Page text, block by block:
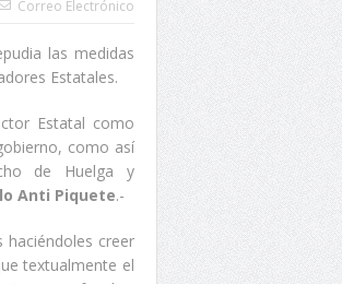
Correo Electrónico
las medidas
Estatales.
Estatal como
como así
de Huelga y
Anti Piquete.-
creer
textualmente el